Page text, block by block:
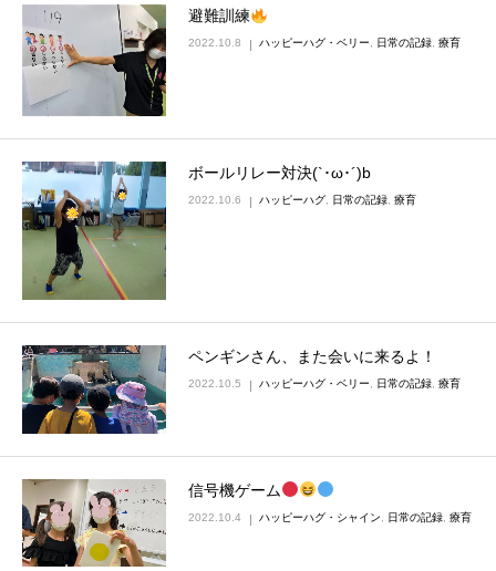
避難訓練
2022.10.8 ハッピーハグ・ベリー 日常の記録 療育
ボールリレー対決(`･ω･´)b
2022.10.6 ハッピーハグ, 日常の記録, 療育
ペンギンさん、また会いに来るよ！
2022.10.5 ハッピーハグ・ベリー 日常の記録 療育
信号機ゲーム
2022.10.4 ハッピーハグ・シャイン 日常の記録 療育